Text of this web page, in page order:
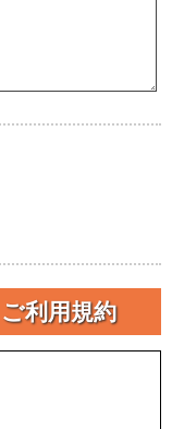
利用規約